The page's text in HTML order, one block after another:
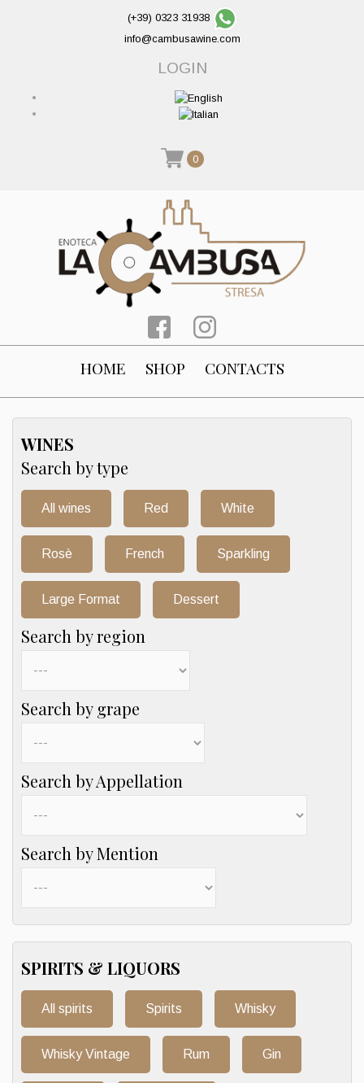
(+39) 0323 31938
info@cambusawine.com
LOGIN
0
HOME SHOP CONTACTS
WINES
Search by type
All wines Red White
Rosè French Sparkling
Large Format Dessert
Search by region
Search by grape
Search by Appellation
Search by Mention
SPIRITS & LIQUORS
All spirits Spirits Whisky
Whisky Vintage Rum Gin